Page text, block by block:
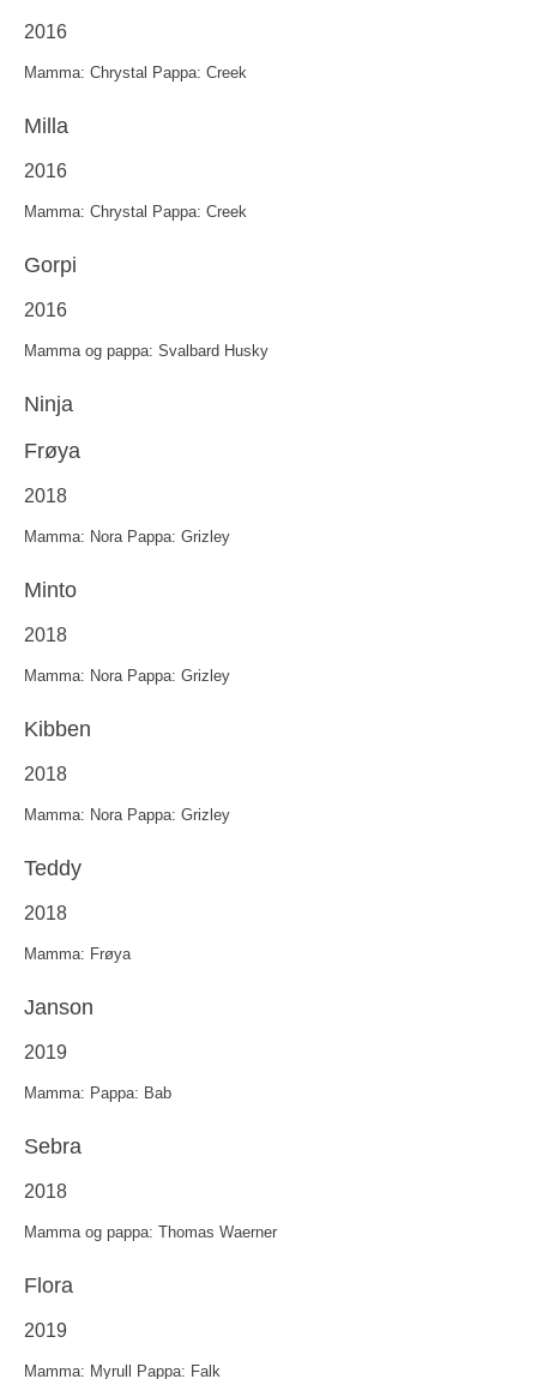
2016
Mamma: Chrystal Pappa: Creek
Milla
2016
Mamma: Chrystal Pappa: Creek
Gorpi
2016
Mamma og pappa: Svalbard Husky
Ninja
Frøya
2018
Mamma: Nora Pappa: Grizley
Minto
2018
Mamma: Nora Pappa: Grizley
Kibben
2018
Mamma: Nora Pappa: Grizley
Teddy
2018
Mamma: Frøya
Janson
2019
Mamma: Pappa: Bab
Sebra
2018
Mamma og pappa: Thomas Waerner
Flora
2019
Mamma: Myrull Pappa: Falk